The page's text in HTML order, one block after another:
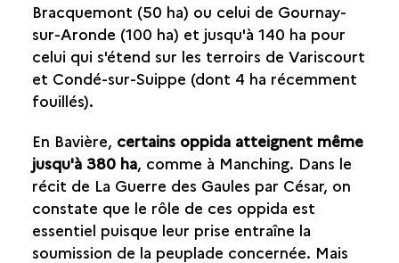
Bracquemont (50 ha) ou celui de Gournay-
sur-Aronde (100 ha) et jusqu'à 140 ha pour
celui qui s'étend sur les terroirs de Variscourt
et Condé-sur-Suippe (dont 4 ha récemment
fouillés).
En Bavière, certains oppida atteignent même
jusqu'à 380 ha, comme à Manching. Dans le
récit de La Guerre des Gaules par César, on
constate que le rôle de ces oppida est
essentiel puisque leur prise entraîne la
soumission de la peuplade concernée. Mais